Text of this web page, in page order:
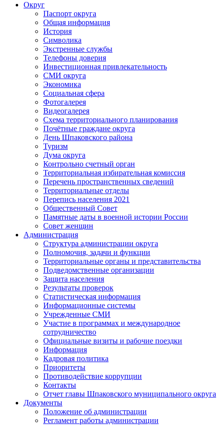
Округ
Паспорт округа
Общая информация
История
Символика
Экстренные службы
Телефоны доверия
Инвестиционная привлекательность
СМИ округа
Экономика
Социальная сфера
Фотогалерея
Видеогалерея
Схема территориального планирования
Почётные граждане округа
День Шпаковского района
Туризм
Дума округа
Контрольно счетный орган
Территориальная избирательная комиссия
Перечень пространственных сведений
Территориальные отделы
Перепись населения 2021
Общественный Совет
Памятные даты в военной истории России
Совет женщин
Администрация
Структура администрации округа
Полномочия, задачи и функции
Территориальные органы и представительства
Подведомственные организации
Защита населения
Результаты проверок
Статистическая информация
Информационные системы
Учрежденные СМИ
Участие в программах и международное
сотрудничество
Официальные визиты и рабочие поездки
Информация
Кадровая политика
Приоритеты
Противодействие коррупции
Контакты
Отчет главы Шпаковского муниципального округа
Документы
Положение об администрации
Регламент работы администрации